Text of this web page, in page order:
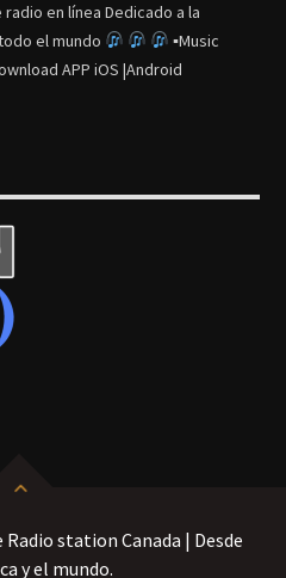
en línea Dedicado a la
el mundo
▪Music
APP iOS |Android
station Canada | Desde
y el mundo.